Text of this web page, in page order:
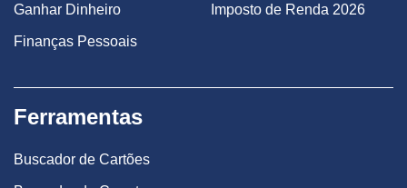
Ganhar Dinheiro
Finanças Pessoais
Imposto de Renda 2026
Ferramentas
Buscador de Cartões